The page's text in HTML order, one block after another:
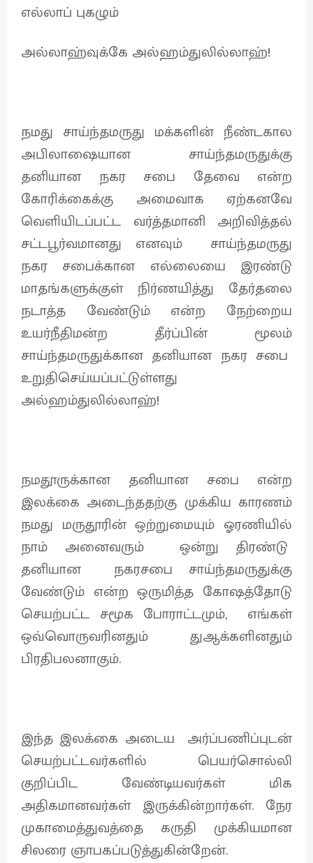
எல்லாப் புகழும்
அல்லாஹ்வுக்கே அல்ஹம்துலில்லாஹ்!
நமது சாய்ந்தமருது மக்களின் நீண்டகால
அபிலாஷையான சாய்ந்தமருதுக்கு
தனியான நகர சபை தேவை என்ற
கோரிக்கைக்கு அமைவாக ஏற்கனவே
வெளியிடப்பட்ட வர்த்தமானி அறிவித்தல்
சட்டபூர்வமானது எனவும் சாய்ந்தமருது
நகர சபைக்கான எல்லையை இரண்டு
மாதங்களுக்குள் நிர்ணயித்து தேர்தலை
நடாத்த வேண்டும் என்ற நேற்றைய
உயர்நீதிமன்ற தீர்ப்பின் மூலம்
சாய்ந்தமருதுக்கான தனியான நகர சபை
உறுதிசெய்யப்பட்டுள்ளது
அல்ஹம்துலில்லாஹ்!
நமதூருக்கான தனியான சபை என்ற
இலக்கை அடைந்ததற்கு முக்கிய காரணம்
நமது மருதூரின் ஒற்றுமையும் ஓரணியில்
நாம் அனைவரும் ஒன்று திரண்டு
தனியான நகரசபை சாய்ந்தமருதுக்கு
வேண்டும் என்ற ஒருமித்த கோஷத்தோடு
செயற்பட்ட சமூக போராட்டமும், எங்கள்
ஒவ்வொருவரினதும் துஆக்களினதும்
பிரதிபலனாகும்.
இந்த இலக்கை அடைய அர்ப்பணிப்புடன்
செயற்பட்டவர்களில் பெயர்சொல்லி
குறிப்பிட வேண்டியவர்கள் மிக
அதிகமானவர்கள் இருக்கின்றார்கள்‌. நேர
முகாமைத்துவத்தை கருதி முக்கியமான
சிலரை ஞாபகப்படுத்துகின்றேன்.